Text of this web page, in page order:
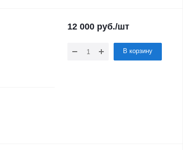
12 000 руб./шт
В корзину